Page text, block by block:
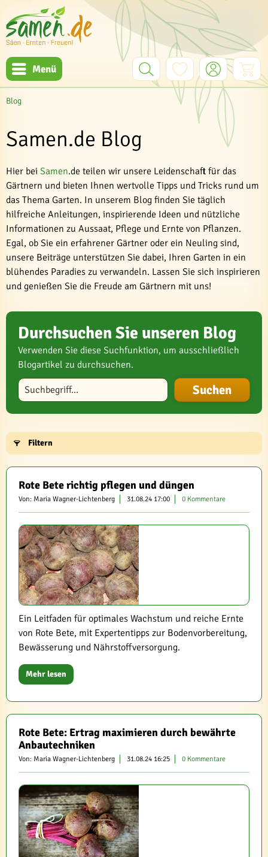
Menü
Blog
Samen.de Blog
Hier bei Samen.de teilen wir unsere Leidenschaft für das
Gärtnern und bieten Ihnen wertvolle Tipps und Tricks rund um
das Thema Garten. In unserem Blog finden Sie täglich
hilfreiche Anleitungen, inspirierende Ideen und nützliche
Informationen zu Aussaat, Pflege und Ernte von Pflanzen.
Egal, ob Sie ein erfahrener Gärtner oder ein Neuling sind,
unsere Beiträge unterstützen Sie dabei, Ihren Garten in ein
blühendes Paradies zu verwandeln. Lassen Sie sich inspirieren
und genießen Sie die Freude am Gärtnern mit uns!
Durchsuchen Sie unseren Blog
Verwenden Sie diese Suchfunktion, um ausschließlich
Blogartikel zu durchsuchen.
Blog durchsuchen
Filtern
Rote Bete richtig pflegen und düngen
Von: Maria Wagner-Lichtenberg 31.08.24 17:00 0 Kommentare
Ein Leitfaden für optimales Wachstum und reiche Ernte
von Rote Bete, mit Expertentipps zur Bodenvorbereitung,
Bewässerung und Nährstoffversorgung.
Mehr lesen
Rote Bete: Ertrag maximieren durch bewährte
Anbautechniken
Von: Maria Wagner-Lichtenberg 31.08.24 16:25 0 Kommentare